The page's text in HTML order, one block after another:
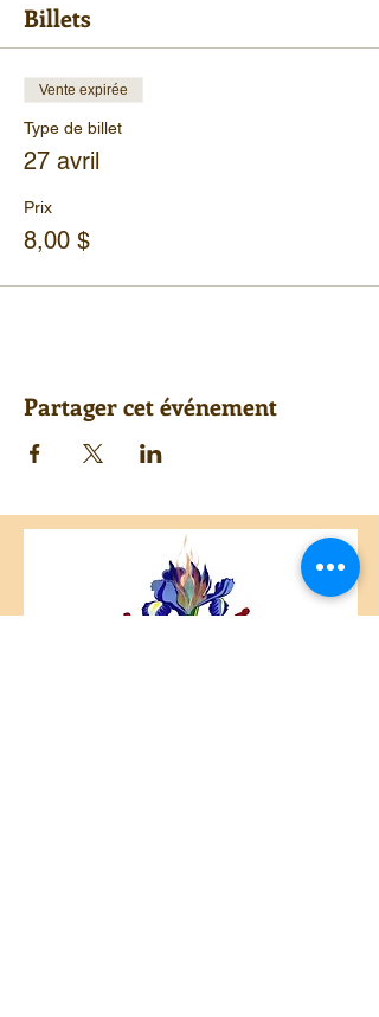
Billets
Vente expirée
Type de billet
27 avril
Prix
8,00 $
Partager cet événement